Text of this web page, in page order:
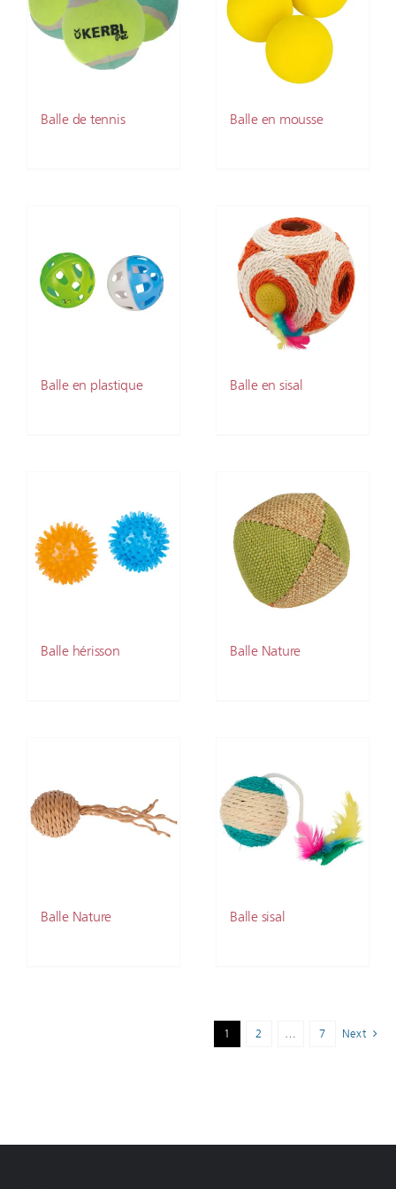
Balle de tennis Balle en mousse
Balle en plastique Balle en sisal
Balle hérisson Balle Nature
Balle Nature Balle sisal
1 2 … 7 Next